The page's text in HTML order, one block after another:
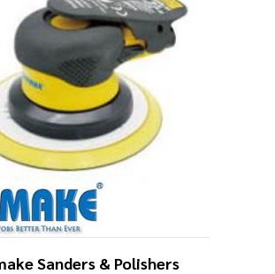
Sanders & Polishers